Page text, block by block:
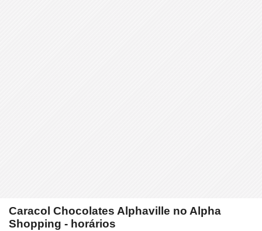
Caracol Chocolates Alphaville no Alpha
Shopping - horários